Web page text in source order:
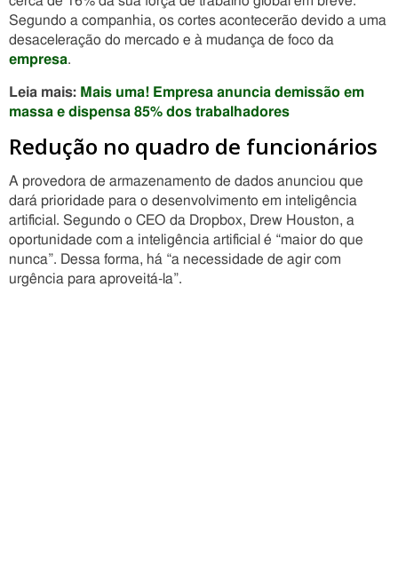
Segundo a companhia, os cortes acontecerão devido a uma
desaceleração do mercado e à mudança de foco da
empresa.
Leia mais: Mais uma! Empresa anuncia demissão em
massa e dispensa 85% dos trabalhadores
Redução no quadro de funcionários
A provedora de armazenamento de dados anunciou que
dará prioridade para o desenvolvimento em inteligência
artificial. Segundo o CEO da Dropbox, Drew Houston, a
oportunidade com a inteligência artificial é “maior do que
nunca”. Dessa forma, há “a necessidade de agir com
urgência para aproveitá-la”.